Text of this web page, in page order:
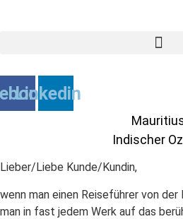
Linkedin
Indischer
Lieber/Liebe Kunde/Kundin,
wenn man einen Reiseführer von
man in fast jedem Werk auf das